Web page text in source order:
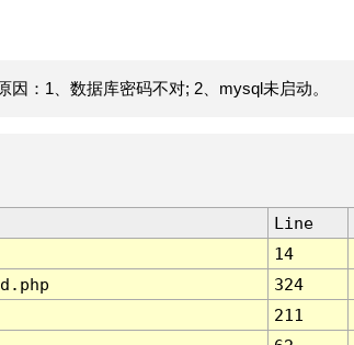
：1、数据库密码不对; 2、mysql未启动。
Line
14
324
211